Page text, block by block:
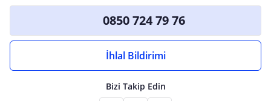
0850 724 79 76
İhlal Bildirimi
Bizi Takip Edin